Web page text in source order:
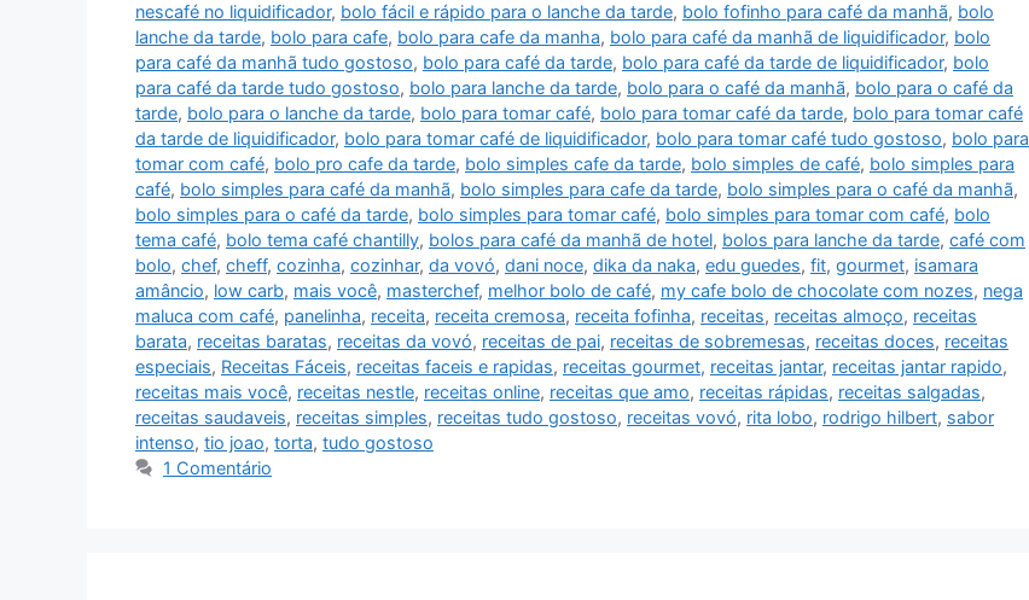
nescafé no liquidificador, bolo fácil e rápido para o lanche da tarde, bolo fofinho para café da manhã, bolo
lanche da tarde, bolo para cafe, bolo para cafe da manha, bolo para café da manhã de liquidificador, bolo
para café da manhã tudo gostoso, bolo para café da tarde, bolo para café da tarde de liquidificador, bolo
para café da tarde tudo gostoso, bolo para lanche da tarde, bolo para o café da manhã, bolo para o café da
tarde, bolo para o lanche da tarde, bolo para tomar café, bolo para tomar café da tarde, bolo para tomar café
da tarde de liquidificador, bolo para tomar café de liquidificador, bolo para tomar café tudo gostoso, bolo para
tomar com café, bolo pro cafe da tarde, bolo simples cafe da tarde, bolo simples de café, bolo simples para
café, bolo simples para café da manhã, bolo simples para cafe da tarde, bolo simples para o café da manhã,
bolo simples para o café da tarde, bolo simples para tomar café, bolo simples para tomar com café, bolo
tema café, bolo tema café chantilly, bolos para café da manhã de hotel, bolos para lanche da tarde, café com
bolo, chef, cheff, cozinha, cozinhar, da vovó, dani noce, dika da naka, edu guedes, fit, gourmet, isamara
amâncio, low carb, mais você, masterchef, melhor bolo de café, my cafe bolo de chocolate com nozes, nega
maluca com café, panelinha, receita, receita cremosa, receita fofinha, receitas, receitas almoço, receitas
barata, receitas baratas, receitas da vovó, receitas de pai, receitas de sobremesas, receitas doces, receitas
especiais, Receitas Fáceis, receitas faceis e rapidas, receitas gourmet, receitas jantar, receitas jantar rapido,
receitas mais você, receitas nestle, receitas online, receitas que amo, receitas rápidas, receitas salgadas,
receitas saudaveis, receitas simples, receitas tudo gostoso, receitas vovó, rita lobo, rodrigo hilbert, sabor
intenso, tio joao, torta, tudo gostoso
1 Comentário